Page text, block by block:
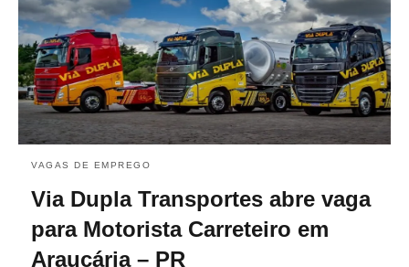
VAGAS DE EMPREGO
Via Dupla Transportes abre vaga
para Motorista Carreteiro em
Araucária – PR